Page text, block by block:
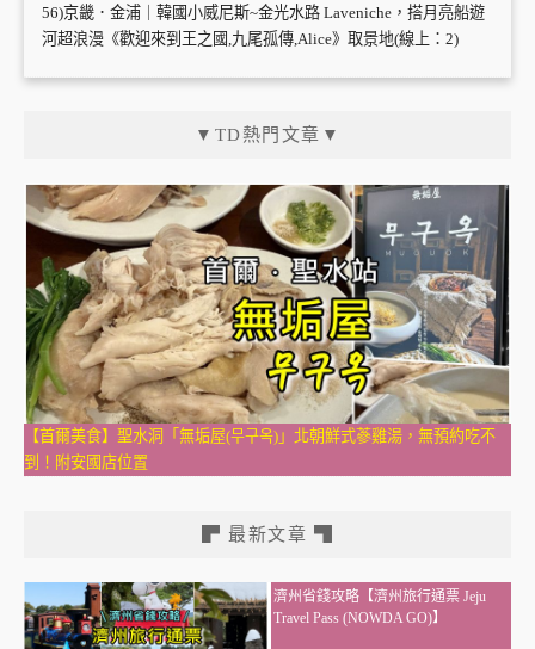
56)京畿．金浦｜韓國小威尼斯~金光水路 Laveniche，搭月亮船遊
河超浪漫《歡迎來到王之國,九尾孤傳,Alice》取景地(線上：2)
▼TD熱門文章▼
【首爾美食】聖水洞「無垢屋(무구옥)」北朝鮮式蔘雞湯，無預約吃不
到！附安國店位置
▛ 最新文章 ▜
濟州省錢攻略【濟州旅行通票 Jeju
Travel Pass (NOWDA GO)】